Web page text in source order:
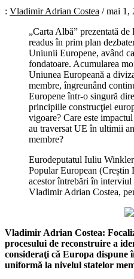
: Vladimir Adrian Costea /mai 1,
„Carta Albă” prezentată de
readus în prim plan
Uniunii Europene, având
fondatoare. Acumularea
Uniunea Europeană a
membre, îngreunând
Europene într-o singură
principiile construcţiei
vigoare? Care este
au traversat UE în ultimii
membre?
Eurodeputatul Iuliu
Popular European (Creștin
acestor întrebări în
Vladimir Adrian Costea,
Vladimir Adrian Costea:
procesului de reconstruire a
consideraţi că Europa dispune
uniformă la nivelul statelor